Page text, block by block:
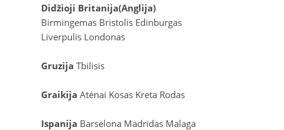
Didžioji Britanija(Anglija)
Birmingemas Bristolis Edinburgas
Liverpulis Londonas
Gruzija Tbilisis
Graikija Atėnai Kosas Kreta Rodas
Ispanija Barselona Madridas Malaga